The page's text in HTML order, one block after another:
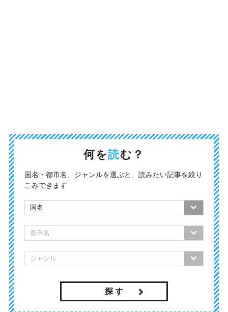
何を読む？
国名・都市名、ジャンルを選ぶと、読みたい記事を絞り
こみできます
探 す